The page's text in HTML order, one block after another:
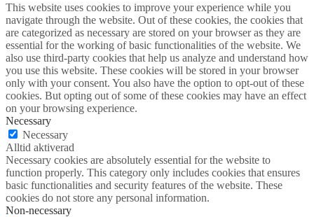
This website uses cookies to improve your experience while you
navigate through the website. Out of these cookies, the cookies that
are categorized as necessary are stored on your browser as they are
essential for the working of basic functionalities of the website. We
also use third-party cookies that help us analyze and understand how
you use this website. These cookies will be stored in your browser
only with your consent. You also have the option to opt-out of these
cookies. But opting out of some of these cookies may have an effect
on your browsing experience.
Necessary
Necessary
Alltid aktiverad
Necessary cookies are absolutely essential for the website to
function properly. This category only includes cookies that ensures
basic functionalities and security features of the website. These
cookies do not store any personal information.
Non-necessary